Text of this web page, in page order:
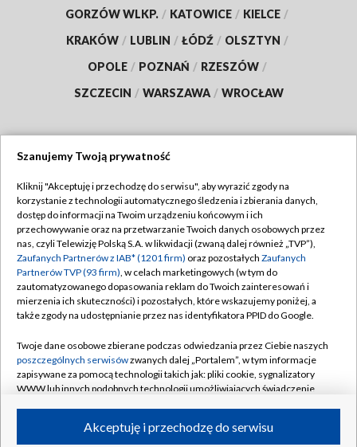
GORZÓW WLKP. / KATOWICE / KIELCE /
KRAKÓW / LUBLIN / ŁÓDŹ / OLSZTYN /
OPOLE / POZNAŃ / RZESZÓW /
SZCZECIN / WARSZAWA / WROCŁAW
TVP
Abonament TVP
Emisja w TVP
Centrum informacji TVP
Naziemna Telewizja Cyfrowa
Rada Programowa
System NOS
Informacje o nadawcy
Program dla prasy
Regulamin TVP
Polityka prywatności
Moje zgody
Pomoc
Kontakt
Kanały
Szanujemy Twoją prywatność
Kliknij "Akceptuję i przechodzę do serwisu", aby wyrazić zgody na
korzystanie z technologii automatycznego śledzenia i zbierania danych,
dostęp do informacji na Twoim urządzeniu końcowym i ich
przechowywanie oraz na przetwarzanie Twoich danych osobowych przez
nas, czyli Telewizję Polską S.A. w likwidacji (zwaną dalej również „TVP”),
Zaufanych Partnerów z IAB* (1201 firm) oraz pozostałych Zaufanych
Partnerów TVP (93 firm), w celach marketingowych (w tym do
zautomatyzowanego dopasowania reklam do Twoich zainteresowań i
mierzenia ich skuteczności) i pozostałych, które wskazujemy poniżej, a
także zgody na udostępnianie przez nas identyfikatora PPID do Google.
Twoje dane osobowe zbierane podczas odwiedzania przez Ciebie naszych
poszczególnych serwisówzwanych dalej „Portalem”, w tym informacje
zapisywane za pomocą technologii takich jak: pliki cookie, sygnalizatory
WWW lub innych podobnych technologii umożliwiających świadczenie
ruchu w Internecie.Akceptuję i przechodzę do serwisu